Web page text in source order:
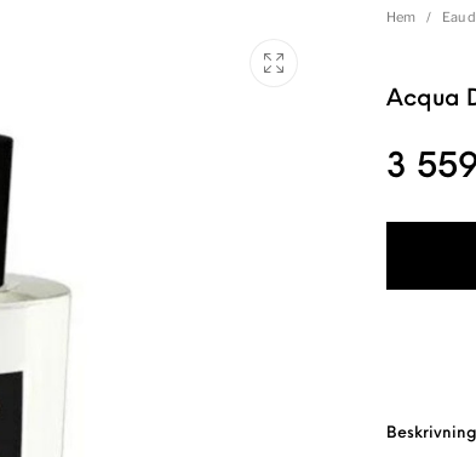
Hem / Eau
Acqua
3
Beskrivning